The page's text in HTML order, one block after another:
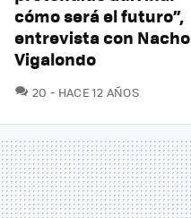
cómo será el futuro”,
entrevista con Nacho
Vigalondo
20 COMENTARIOS
HACE 12 AÑOS